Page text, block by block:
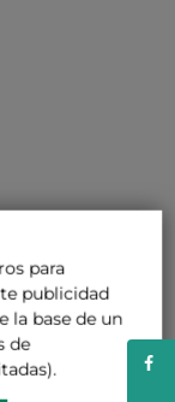
para
publicidad
la base de un
de